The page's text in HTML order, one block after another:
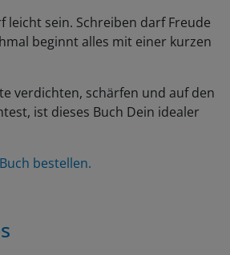
leicht sein. Schreiben darf Freude
beginnt alles mit einer kurzen
verdichten, schärfen und auf den
ist dieses Buch Dein idealer
bestellen.